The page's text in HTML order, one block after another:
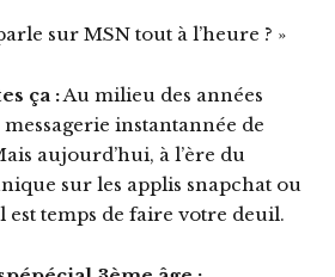
sur MSN tout à l’heure ? »
ça :Au milieu des années
instantannée de
aujourd’hui, à l’ère du
sur les applis snapchat ou
est temps de faire votre deuil.